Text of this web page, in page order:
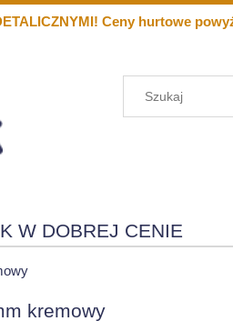
Ceny hurtowe
W DOBREJ CENIE
kremowy